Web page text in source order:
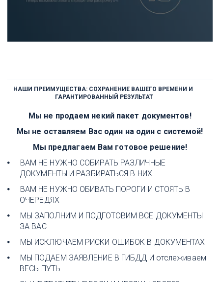
НАШИ ПРЕИМУЩЕСТВА: СОХРАНЕНИЕ ВАШЕГО ВРЕМЕНИ И
ГАРАНТИРОВАННЫЙ РЕЗУЛЬТАТ
Мы не продаем некий пакет документов!
Мы не оставляем Вас один на один с системой!
Мы предлагаем Вам готовое решение!
ВАМ НЕ НУЖНО СОБИРАТЬ РАЗЛИЧНЫЕ
ДОКУМЕНТЫ И РАЗБИРАТЬСЯ В НИХ
ВАМ НЕ НУЖНО ОБИВАТЬ ПОРОГИ И СТОЯТЬ В
ОЧЕРЕДЯХ
МЫ ЗАПОЛНИМ И ПОДГОТОВИМ ВСЕ ДОКУМЕНТЫ
ЗА ВАС
МЫ ИСКЛЮЧАЕМ РИСКИ ОШИБОК В ДОКУМЕНТАХ
МЫ ПОДАЕМ ЗАЯВЛЕНИЕ В ГИБДД И отслеживаем
ВЕСЬ ПУТЬ